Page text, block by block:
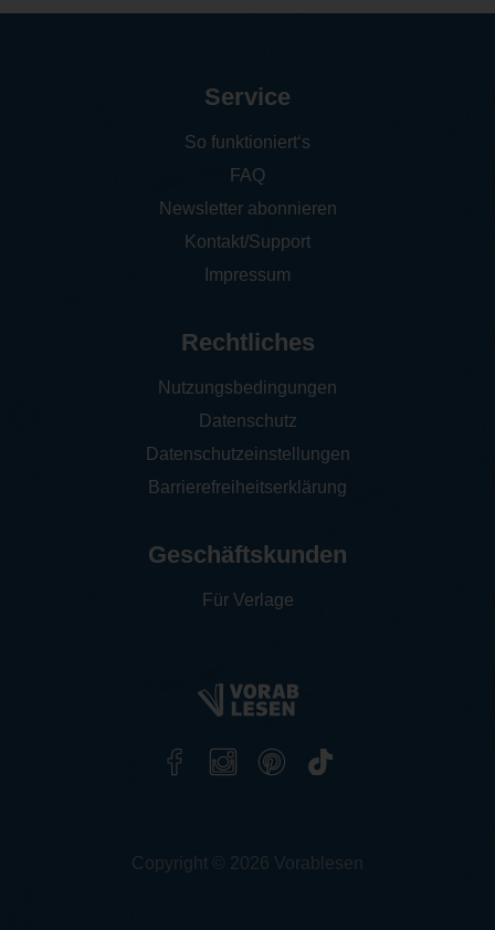
Service
So funktioniert‘s
FAQ
Newsletter abonnieren
Kontakt/Support
Impressum
Rechtliches
Nutzungsbedingungen
Datenschutz
Datenschutzeinstellungen
Barrierefreiheitserklärung
Geschäftskunden
Für Verlage
Copyright © 2026 Vorablesen